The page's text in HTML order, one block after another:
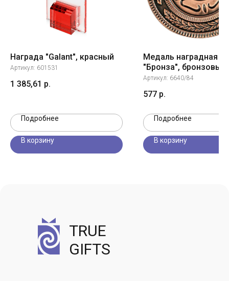
Награда "Galant", красный
Артикул: 601531
1 385,61 р.
Подробнее
В корзину
Медаль наградная
"Бронза", бронзовый,
12х12х2,2 см, D=8,7
Артикул: 6640/84
577 р.
Подробнее
В корзину
TRUE
GIFTS